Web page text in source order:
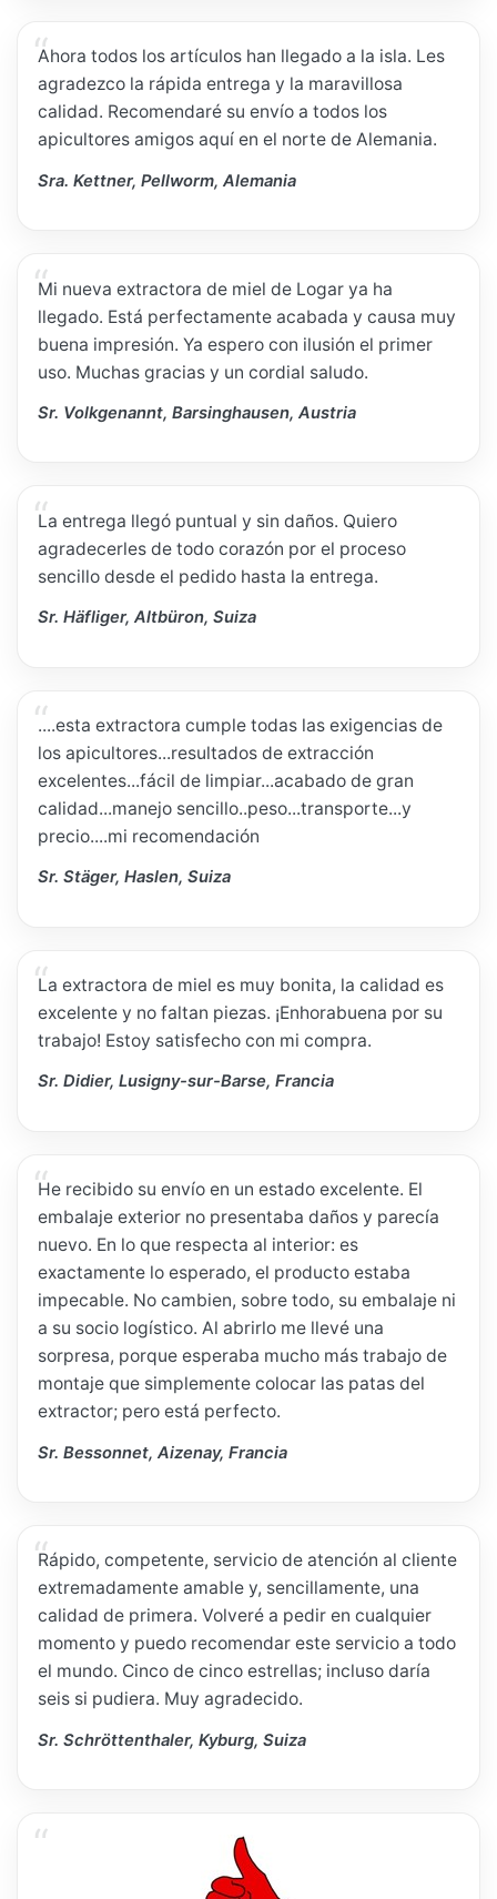
Ahora todos los artículos han llegado a la isla. Les
agradezco la rápida entrega y la maravillosa
calidad. Recomendaré su envío a todos los
apicultores amigos aquí en el norte de Alemania.
Sra. Kettner, Pellworm, Alemania
Mi nueva extractora de miel de Logar ya ha
llegado. Está perfectamente acabada y causa muy
buena impresión. Ya espero con ilusión el primer
uso. Muchas gracias y un cordial saludo.
Sr. Volkgenannt, Barsinghausen, Austria
La entrega llegó puntual y sin daños. Quiero
agradecerles de todo corazón por el proceso
sencillo desde el pedido hasta la entrega.
Sr. Häfliger, Altbüron, Suiza
....esta extractora cumple todas las exigencias de
los apicultores...resultados de extracción
excelentes...fácil de limpiar...acabado de gran
calidad...manejo sencillo..peso...transporte...y
precio....mi recomendación
Sr. Stäger, Haslen, Suiza
La extractora de miel es muy bonita, la calidad es
excelente y no faltan piezas. ¡Enhorabuena por su
trabajo! Estoy satisfecho con mi compra.
Sr. Didier, Lusigny-sur-Barse, Francia
He recibido su envío en un estado excelente. El
embalaje exterior no presentaba daños y parecía
nuevo. En lo que respecta al interior: es
exactamente lo esperado, el producto estaba
impecable. No cambien, sobre todo, su embalaje ni
a su socio logístico. Al abrirlo me llevé una
sorpresa, porque esperaba mucho más trabajo de
montaje que simplemente colocar las patas del
extractor; pero está perfecto.
Sr. Bessonnet, Aizenay, Francia
Rápido, competente, servicio de atención al cliente
extremadamente amable y, sencillamente, una
calidad de primera. Volveré a pedir en cualquier
momento y puedo recomendar este servicio a todo
el mundo. Cinco de cinco estrellas; incluso daría
seis si pudiera. Muy agradecido.
Sr. Schröttenthaler, Kyburg, Suiza